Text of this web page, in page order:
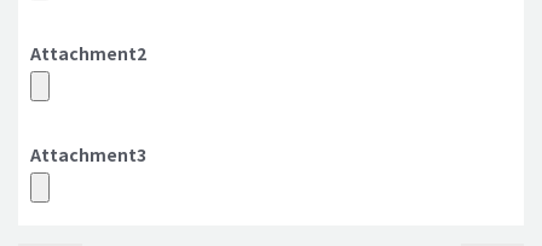
Attachment2
Attachment3